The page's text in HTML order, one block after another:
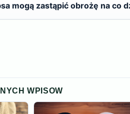
mogą zastąpić obrożę na co
WPISOW